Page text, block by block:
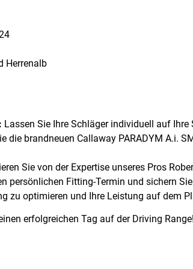
Herrenalb
Lassen Sie Ihre Schläger individuell auf
die brandneuen Callaway PARADYM A.i.
Sie von der Expertise unseres Pros
persönlichen Fitting-Termin und sichern
zu optimieren und Ihre Leistung auf dem
erfolgreichen Tag auf der Driving Range!